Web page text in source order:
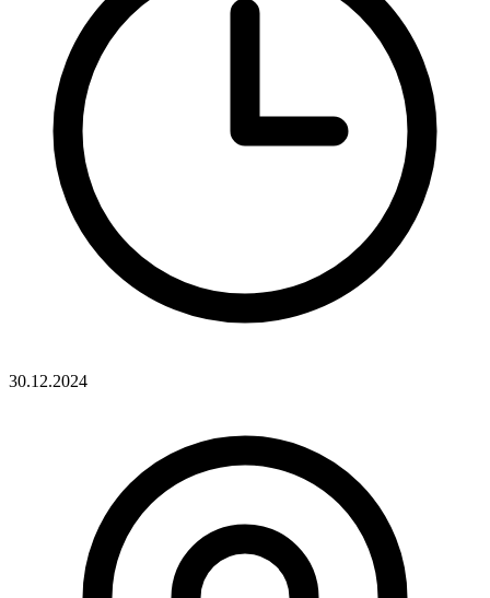
30.12.2024